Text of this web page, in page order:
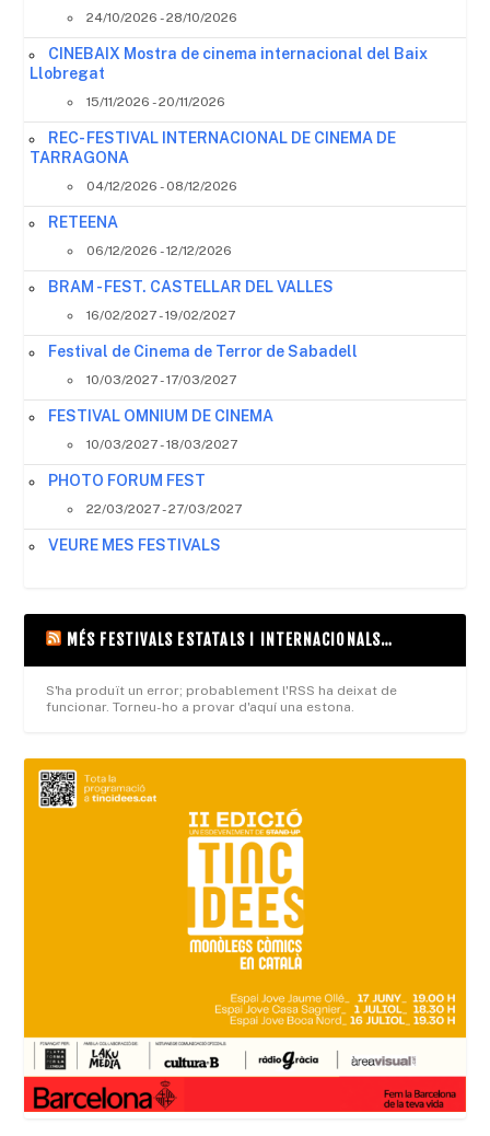
24/10/2026 - 28/10/2026
CINEBAIX Mostra de cinema internacional del Baix
Llobregat
15/11/2026 - 20/11/2026
REC- FESTIVAL INTERNACIONAL DE CINEMA DE
TARRAGONA
04/12/2026 - 08/12/2026
RETEENA
06/12/2026 - 12/12/2026
BRAM - FEST. CASTELLAR DEL VALLES
16/02/2027 - 19/02/2027
Festival de Cinema de Terror de Sabadell
10/03/2027 - 17/03/2027
FESTIVAL OMNIUM DE CINEMA
10/03/2027 - 18/03/2027
PHOTO FORUM FEST
22/03/2027 - 27/03/2027
VEURE MES FESTIVALS
MÉS FESTIVALS ESTATALS I INTERNACIONALS…
S'ha produït un error; probablement l'RSS ha deixat de
funcionar. Torneu-ho a provar d'aquí una estona.